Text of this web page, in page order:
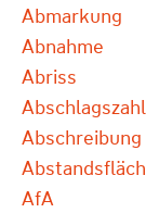
Abmarkung
Abnahme
Abriss
Abschreibung
AfA